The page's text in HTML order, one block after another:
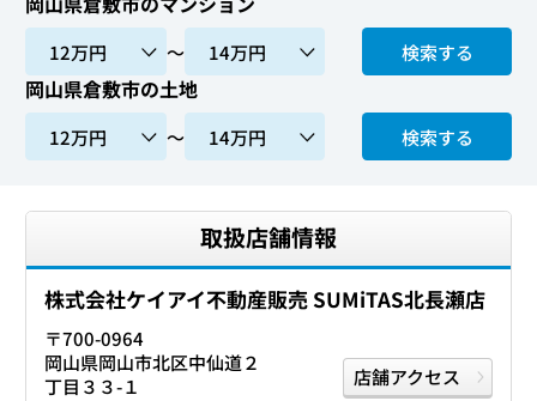
〜 検索する
岡山県倉敷市の土地
〜 検索する
取扱店舗情報
株式会社ケイアイ不動産販売 SUMiTAS北長瀬店
〒700-0964
岡山県岡山市北区中仙道２
丁目３３-１
店舗アクセス